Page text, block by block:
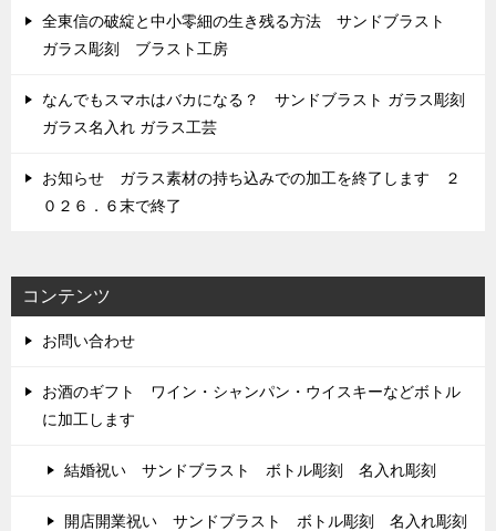
全東信の破綻と中小零細の生き残る方法 サンドブラスト
ガラス彫刻 ブラスト工房
なんでもスマホはバカになる？ サンドブラスト ガラス彫刻
ガラス名入れ ガラス工芸
お知らせ ガラス素材の持ち込みでの加工を終了します ２
０２６．６末で終了
コンテンツ
お問い合わせ
お酒のギフト ワイン・シャンパン・ウイスキーなどボトル
に加工します
結婚祝い サンドブラスト ボトル彫刻 名入れ彫刻
開店開業祝い サンドブラスト ボトル彫刻 名入れ彫刻